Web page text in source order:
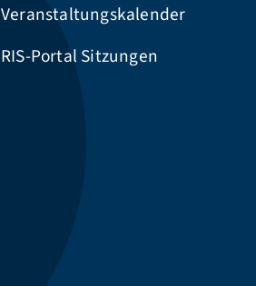
Veranstaltungskalender
RIS-Portal Sitzungen